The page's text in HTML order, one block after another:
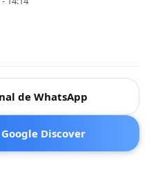
de WhatsApp
Discover